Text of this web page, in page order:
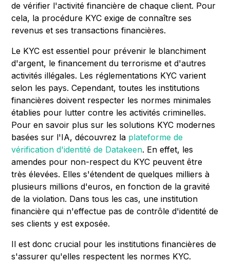
de vérifier l'activité financière de chaque client. Pour
cela, la procédure KYC exige de connaître ses
revenus et ses transactions financières.
Le KYC est essentiel pour prévenir le blanchiment
d'argent, le financement du terrorisme et d'autres
activités illégales. Les réglementations KYC varient
selon les pays. Cependant, toutes les institutions
financières doivent respecter les normes minimales
établies pour lutter contre les activités criminelles.
Pour en savoir plus sur les solutions KYC modernes
basées sur l'IA, découvrez la plateforme de
vérification d'identité de Datakeen. En effet, les
amendes pour non-respect du KYC peuvent être
très élevées. Elles s'étendent de quelques milliers à
plusieurs millions d'euros, en fonction de la gravité
de la violation. Dans tous les cas, une institution
financière qui n'effectue pas de contrôle d'identité de
ses clients y est exposée.
Il est donc crucial pour les institutions financières de
s'assurer qu'elles respectent les normes KYC.